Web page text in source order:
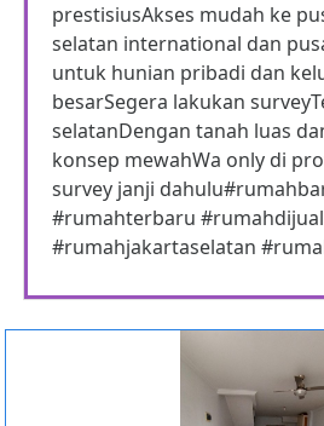
prestisiusAkses mudah ke
selatan international dan
untuk hunian pribadi dan
besarSegera lakukan
selatanDengan tanah luas
konsep mewahWa only di
survey janji
#rumahterbaru #rumahdijual
#rumahjakartaselatan